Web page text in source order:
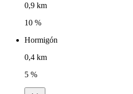
0,9 km
10 %
Hormigón
0,4 km
5 %